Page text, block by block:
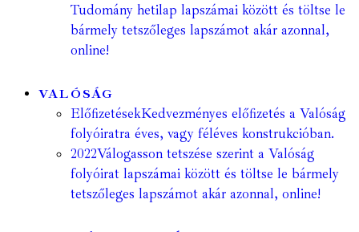
Tudomány hetilap lapszámai között és töltse le
bármely tetszőleges lapszámot akár azonnal,
online!
VALÓSÁG
ElőfizetésekKedvezményes előfizetés a Valóság
folyóiratra éves, vagy féléves konstrukcióban.
2022Válogasson tetszése szerint a Valóság
folyóirat lapszámai között és töltse le bármely
tetszőleges lapszámot akár azonnal, online!